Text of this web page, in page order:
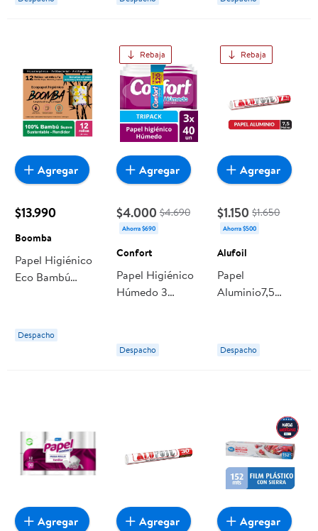
$13.990
Boomba
Papel Higiénico
Eco Bambú
Despacho
Agregar
Rebaja
$4.000 $4.690
Ahorra $690
Confort
Papel Higiénico
Húmedo 3
Despacho
Agregar
Rebaja
$1.150 $1.650
Ahorra $500
Alufoil
Papel
Aluminio7,5
Alufoil
Despacho
Agregar
Agregar Agregar Agregar